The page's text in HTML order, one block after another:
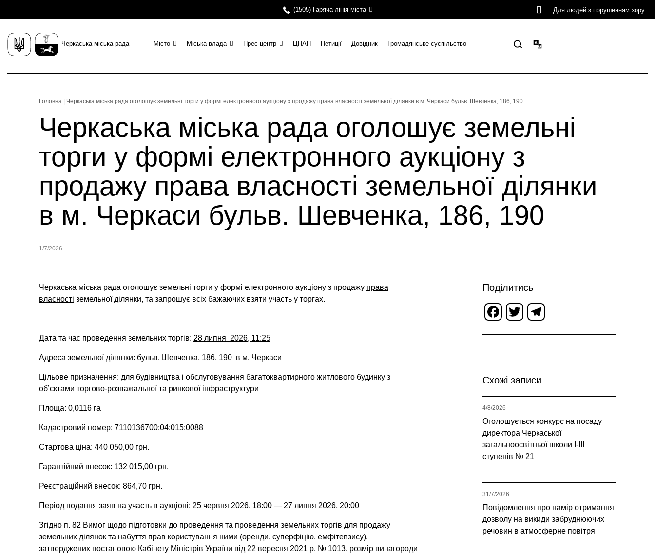
(1505) Гаряча лінія міста Для людей з порушенням зору
Черкаська міська рада Місто Міська влада Прес-центр ЦНАП Петиції Довідник Громадянське суспільство
Головна Черкаська міська рада оголошує земельні торги у формі електронного аукціону з продажу права власності земельної ділянки в м. Черкаси бульв. Шевченка, 186, 190
Черкаська міська рада оголошує земельні
торги у формі електронного аукціону з
продажу права власності земельної ділянки
в м. Черкаси бульв. Шевченка, 186, 190
1/7/2026
Черкаська міська рада оголошує земельні торги у формі електронного аукціону з продажу права
власності земельної ділянки, та запрошує всіх бажаючих взяти участь у торгах.
Дата та час проведення земельних торгів: 28 липня 2026, 11:25
Адреса земельної ділянки: бульв. Шевченка, 186, 190 в м. Черкаси
Цільове призначення: для будівництва і обслуговування багатоквартирного житлового будинку з
об’єктами торгово-розважальної та ринкової інфраструктури
Площа: 0,0116 га
Кадастровий номер: 7110136700:04:015:0088
Стартова ціна: 440 050,00 грн.
Гарантійний внесок: 132 015,00 грн.
Реєстраційний внесок: 864,70 грн.
Період подання заяв на участь в аукціоні: 25 червня 2026, 18:00 — 27 липня 2026, 20:00
Згідно п. 82 Вимог щодо підготовки до проведення та проведення земельних торгів для продажу
земельних ділянок та набуття прав користування ними (оренди, суперфіцію, емфітевзису),
затверджених постановою Кабінету Міністрів України від 22 вересня 2021 р. № 1013, розмір винагороди
Поділитись
Facebook
Twitter
Схожі записи
Оголошується конкурс на посаду
директора Черкаської
загальноосвітньої школи І-ІІІ
ступенів № 21
4/8/2026
Повідомлення про намір отримання
дозволу на викиди забруднюючих
речовин в атмосферне повітря
31/7/2026